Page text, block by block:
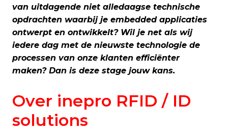
van uitdagende niet alledaagse technische
opdrachten waarbij je embedded applicaties
ontwerpt en ontwikkelt? Wil je net als wij
iedere dag met de nieuwste technologie de
processen van onze klanten efficiënter
maken? Dan is deze stage jouw kans.
Over inepro RFID / ID
solutions